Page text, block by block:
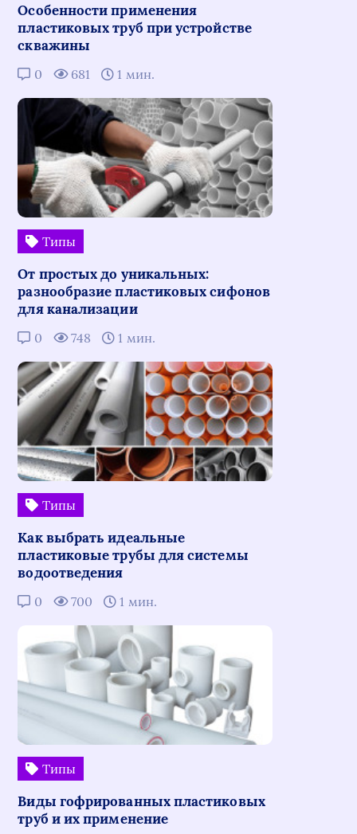
Особенности применения
пластиковых труб при устройстве
скважины
0 681 1 мин.
Типы
От простых до уникальных:
разнообразие пластиковых сифонов
для канализации
0 748 1 мин.
Типы
Как выбрать идеальные
пластиковые трубы для системы
водоотведения
0 700 1 мин.
Типы
Виды гофрированных пластиковых
труб и их применение